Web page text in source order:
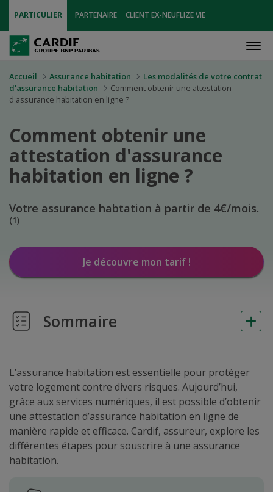
PARTICULIER PARTENAIRE CLIENT EX-NEUFLIZE VIE
Accueil Assurance habitation
Les modalités de votre contrat
d'assurance habitation
Comment obtenir une attestation
d'assurance habitation en ligne ?
Comment obtenir une
attestation d'assurance
habitation en ligne ?
Votre assurance habtation à partir de 4€/mois.
(1)
Je découvre mon tarif !
Sommaire
L’assurance habitation est essentielle pour protéger
votre logement contre divers risques. Aujourd’hui,
grâce aux services numériques, il est possible d’obtenir
une attestation d’assurance habitation en ligne de
manière rapide et efficace. Cardif, assureur, explore les
différentes étapes pour souscrire à une assurance
habitation.